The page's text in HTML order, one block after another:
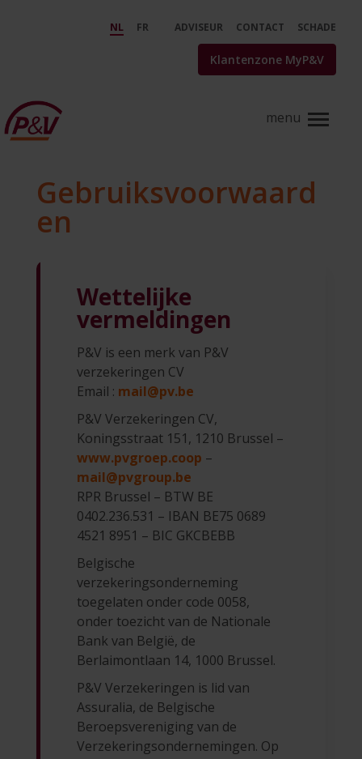
NL FR ADVISEUR CONTACT SCHADE
Klantenzone MyP&V
Gebruiksvoorwaard
en
Wettelijke
vermeldingen
P&V is een merk van P&V
verzekeringen CV
Email : mail@pv.be
P&V Verzekeringen CV,
Koningsstraat 151, 1210 Brussel –
www.pvgroep.coop –
mail@pvgroup.be
RPR Brussel – BTW BE
0402.236.531 – IBAN BE75 0689
4521 8951 – BIC GKCBEBB
Belgische
verzekeringsonderneming
toegelaten onder code 0058,
onder toezicht van de Nationale
Bank van België, de
Berlaimontlaan 14, 1000 Brussel.
P&V Verzekeringen is lid van
Assuralia, de Belgische
Beroepsvereniging van de
Verzekeringsondernemingen. Op